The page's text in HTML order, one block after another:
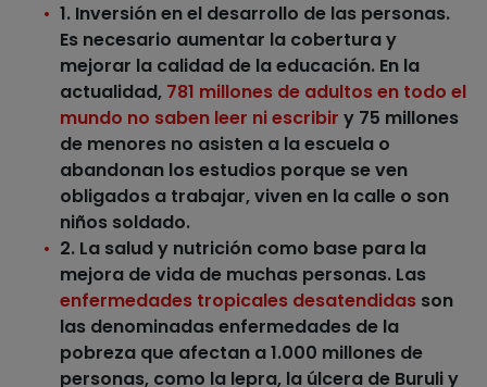
1. Inversión en el desarrollo de las personas.
Es necesario aumentar la cobertura y
mejorar la calidad de laeducación. En la
actualidad, 781 millones de adultos en todo el
mundo no saben leer ni escribir y 75 millones
de menores no asisten a la escuela o
abandonan los estudios porque se ven
obligados a trabajar, viven en la calle o son
niños soldado.
2. La salud y nutrición como base para la
mejora de vida de muchas personas. Las
enfermedades tropicales desatendidas son
las denominadasenfermedades de la
pobreza que afectan a 1.000 millones de
personas, como la lepra, la úlcera de Buruli y